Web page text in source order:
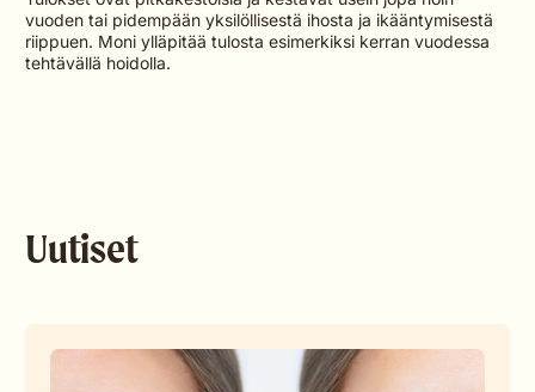
vuoden tai pidempään yksilöllisestä ihosta ja ikääntymisestä
riippuen. Moni ylläpitää tulosta esimerkiksi kerran vuodessa
tehtävällä hoidolla.
Uutiset